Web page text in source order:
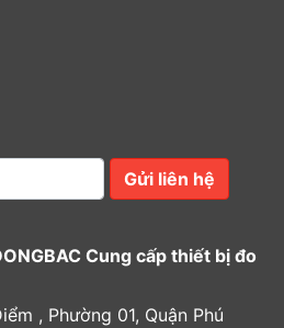
Gửi liên hệ
Cung cấp thiết bị đo
, Phường 01, Quận Phú